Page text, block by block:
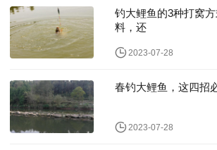
钓大鲤鱼的3种打窝
料，还
2023-07-28
春钓大鲤鱼，这四招
2023-07-28